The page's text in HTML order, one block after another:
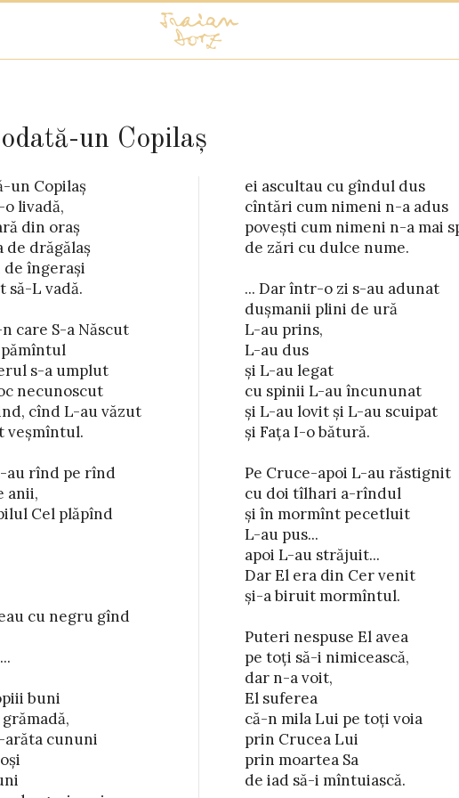
un Copilaș
un Copilaș
livadă,
din oraș
de drăgălaș
de îngerași
să-L vadă.
care S-a Născut
s-a umplut
necunoscut
cînd L-au văzut
veșmîntul.
au rînd pe rînd
anii,
Cel plăpînd
cu negru gînd
buni
cununi
gîndul dus
n-a adus
n-a mai spus
nume.
s-au adunat
prins,
dus
legat
încununat
și L-au scuipat
bătură.
L-au răstignit
rîndul
pecetluit
toți voia
Lui